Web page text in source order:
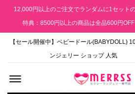
12,000円以上のご注文でランダムに1セット
特典：8500円以上の商品は全品600円
【セール開催中】ベビードール(BABYDOLL)
ンジェリー ショップ 人気